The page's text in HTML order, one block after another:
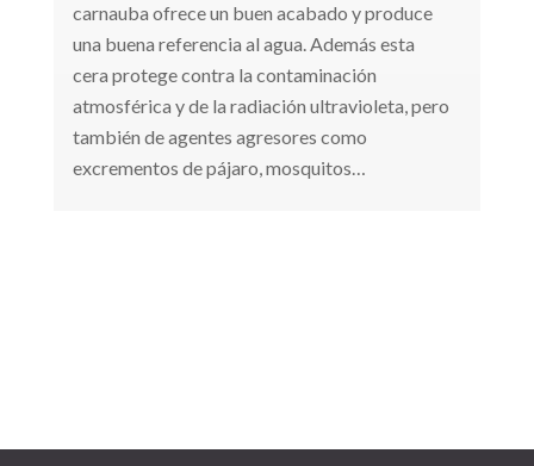
carnauba ofrece un buen acabado y produce
una buena referencia al agua. Además esta
cera protege contra la contaminación
atmosférica y de la radiación ultravioleta, pero
también de agentes agresores como
excrementos de pájaro, mosquitos…